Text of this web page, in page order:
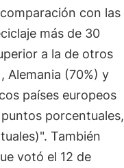
con las
más de 30
a la de otros
Alemania (70%) y
países europeos
porcentuales,
También
votó el 12 de